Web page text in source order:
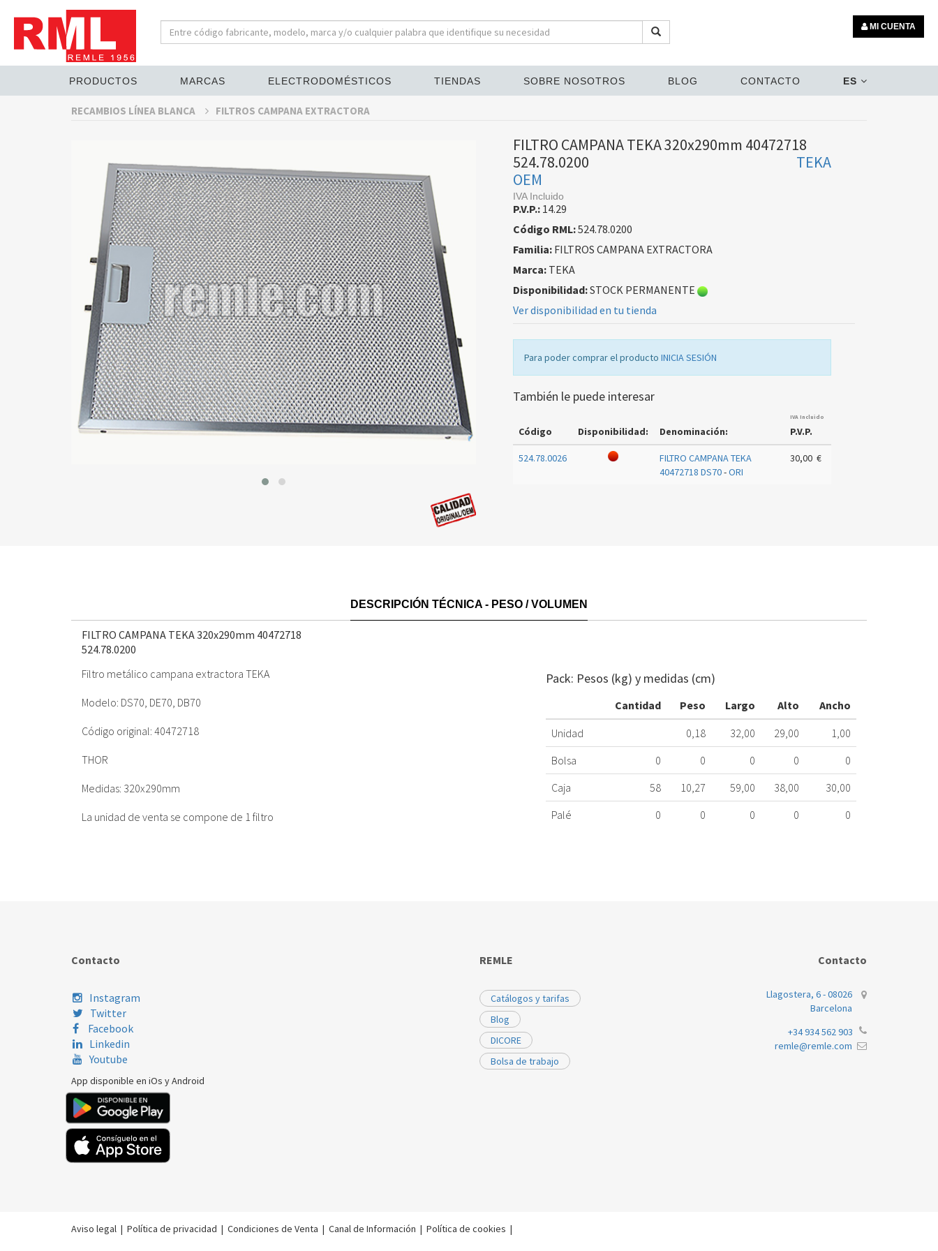
MI CUENTA
PRODUCTOS MARCAS ELECTRODOMÉSTICOS TIENDAS SOBRE NOSOTROS BLOG CONTACTO ES
RECAMBIOS LÍNEA BLANCA FILTROS CAMPANA EXTRACTORA
FILTRO CAMPANA TEKA 320x290mm 40472718
524.78.0200
TEKA
OEM
IVA Incluido
P.V.P.: 14.29
Código RML:524.78.0200
Familia:FILTROS CAMPANA EXTRACTORA
Marca:TEKA
Disponibilidad:STOCK PERMANENTE
Ver disponibilidad en tu tienda
Para poder comprar el producto INICIA SESIÓN
También le puede interesar
Código Disponibilidad: Denominación:
IVA Incluido
P.V.P.
524.78.0026
FILTRO CAMPANA TEKA
40472718 DS70-ORI
30,00 €
DESCRIPCIÓN TÉCNICA - PESO / VOLUMEN
FILTRO CAMPANA TEKA 320x290mm 40472718
524.78.0200
Filtro metálico campana extractora TEKA
Modelo: DS70, DE70, DB70
Código original: 40472718
THOR
Medidas: 320x290mm
La unidad de venta se compone de 1 filtro
Pack: Pesos (kg) y medidas (cm)
Cantidad Peso Largo Alto
Ancho
Unidad
0,18 32,00 29,00
1,00
Bolsa
0 0 0 0
0
Caja
58 10,27 59,00 38,00
30,00
Palé
0 0 0 0 0
Contacto
Instagram
Twitter
Facebook
Linkedin
Youtube
App disponible en iOs y Android
REMLE
Catálogos y tarifas
Blog
DICORE
Bolsa de trabajo
Contacto
Llagostera, 6 - 08026
Barcelona
+34 934 562 903
remle@remle.com
Aviso legal | Política de privacidad | Condiciones de Venta | Canal de Información | Política de cookies |